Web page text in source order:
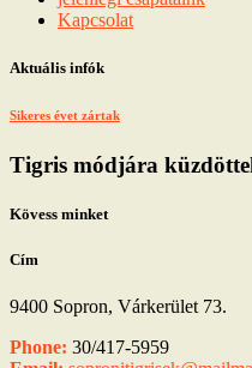
Kapcsolat
Aktuális infók
Sikeres évet zártak
Tigris módjára
Kövess minket
Cím
9400 Sopron, Várkerület 73.
Phone: 30/417-5959